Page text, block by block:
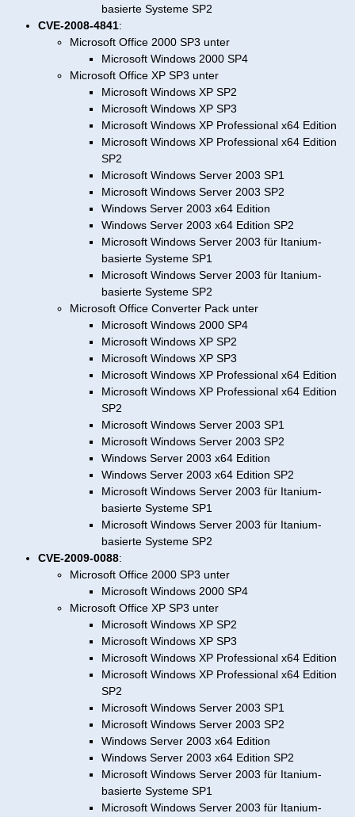
basierte Systeme SP2
CVE-2008-4841:
Microsoft Office 2000 SP3 unter
Microsoft Windows 2000 SP4
Microsoft Office XP SP3 unter
Microsoft Windows XP SP2
Microsoft Windows XP SP3
Microsoft Windows XP Professional x64 Edition
Microsoft Windows XP Professional x64 Edition
SP2
Microsoft Windows Server 2003 SP1
Microsoft Windows Server 2003 SP2
Windows Server 2003 x64 Edition
Windows Server 2003 x64 Edition SP2
Microsoft Windows Server 2003 für Itanium-
basierte Systeme SP1
Microsoft Windows Server 2003 für Itanium-
basierte Systeme SP2
Microsoft Office Converter Pack unter
Microsoft Windows 2000 SP4
Microsoft Windows XP SP2
Microsoft Windows XP SP3
Microsoft Windows XP Professional x64 Edition
Microsoft Windows XP Professional x64 Edition
SP2
Microsoft Windows Server 2003 SP1
Microsoft Windows Server 2003 SP2
Windows Server 2003 x64 Edition
Windows Server 2003 x64 Edition SP2
Microsoft Windows Server 2003 für Itanium-
basierte Systeme SP1
Microsoft Windows Server 2003 für Itanium-
basierte Systeme SP2
CVE-2009-0088:
Microsoft Office 2000 SP3 unter
Microsoft Windows 2000 SP4
Microsoft Office XP SP3 unter
Microsoft Windows XP SP2
Microsoft Windows XP SP3
Microsoft Windows XP Professional x64 Edition
Microsoft Windows XP Professional x64 Edition
SP2
Microsoft Windows Server 2003 SP1
Microsoft Windows Server 2003 SP2
Windows Server 2003 x64 Edition
Windows Server 2003 x64 Edition SP2
Microsoft Windows Server 2003 für Itanium-
basierte Systeme SP1
Microsoft Windows Server 2003 für Itanium-